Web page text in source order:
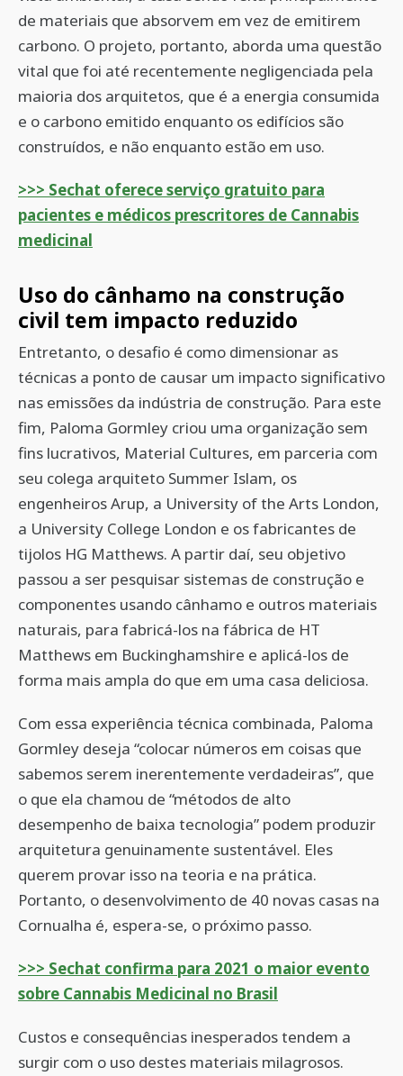
de materiais que absorvem em vez de emitirem
carbono. O projeto, portanto, aborda uma questão
vital que foi até recentemente negligenciada pela
maioria dos arquitetos, que é a energia consumida
e o carbono emitido enquanto os edifícios são
construídos, e não enquanto estão em uso.
>>> Sechat oferece serviço gratuito para
pacientes e médicos prescritores de Cannabis
medicinal
Uso do cânhamo na construção
civil tem impacto reduzido
Entretanto, o desafio é como dimensionar as
técnicas a ponto de causar um impacto significativo
nas emissões da indústria de construção. Para este
fim, Paloma Gormley criou uma organização sem
fins lucrativos, Material Cultures, em parceria com
seu colega arquiteto Summer Islam, os
engenheiros Arup, a University of the Arts London,
a University College London e os fabricantes de
tijolos HG Matthews. A partir daí, seu objetivo
passou a ser pesquisar sistemas de construção e
componentes usando cânhamo e outros materiais
naturais, para fabricá-los na fábrica de HT
Matthews em Buckinghamshire e aplicá-los de
forma mais ampla do que em uma casa deliciosa.
Com essa experiência técnica combinada, Paloma
Gormley deseja “colocar números em coisas que
sabemos serem inerentemente verdadeiras”, que
o que ela chamou de “métodos de alto
desempenho de baixa tecnologia” podem produzir
arquitetura genuinamente sustentável. Eles
querem provar isso na teoria e na prática.
Portanto, o desenvolvimento de 40 novas casas na
Cornualha é, espera-se, o próximo passo.
>>> Sechat confirma para 2021 o maior evento
sobre Cannabis Medicinal no Brasil
Custos e consequências inesperados tendem a
surgir com o uso destes materiais milagrosos.